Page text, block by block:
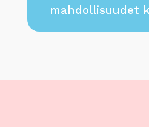
mahdollisuudet